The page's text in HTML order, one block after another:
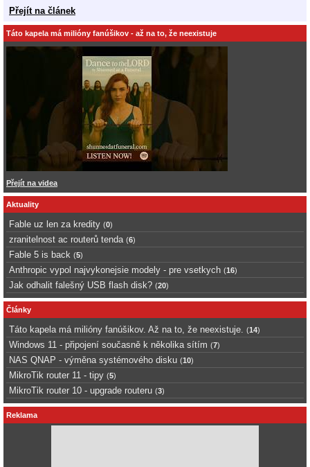
Přejít na článek
Táto kapela má milióny fanúšikov - až na to, že neexistuje
Přejít na videa
Aktuality
Fable uz len za kredity (0)
zranitelnost ac routerů tenda (6)
Fable 5 is back (5)
Anthropic vypol najvykonejsie modely - pre vsetkych (16)
Jak odhalit falešný USB flash disk? (20)
Články
Táto kapela má milióny fanúšikov. Až na to, že neexistuje. (14)
Windows 11 - připojení současně k několika sítím (7)
NAS QNAP - výměna systémového disku (10)
MikroTik router 11 - tipy (5)
MikroTik router 10 - upgrade routeru (3)
Reklama